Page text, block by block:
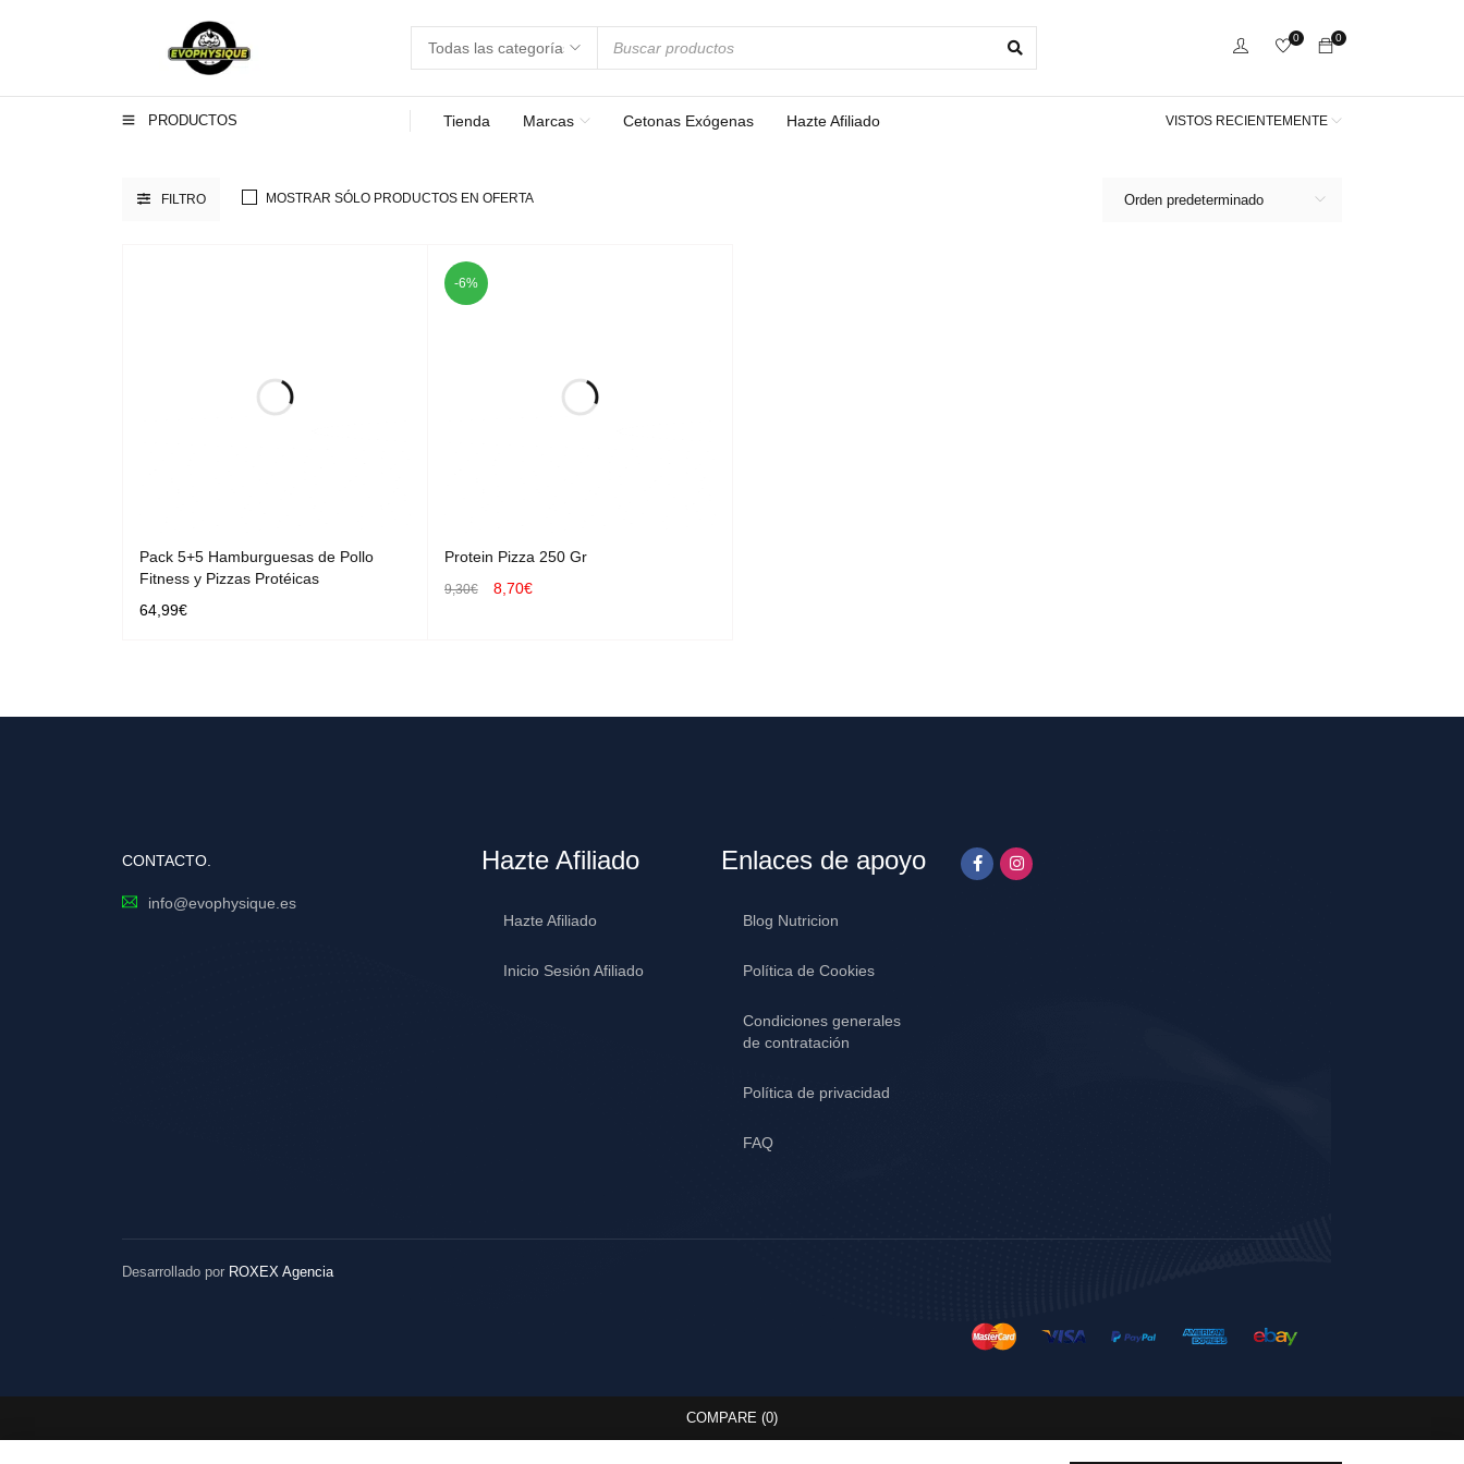
0
0
PRODUCTOS Tienda Marcas Cetonas Exógenas Hazte Afiliado VISTOS RECIENTEMENTE
FILTRO Orden predeterminado
MOSTRAR SÓLO PRODUCTOS EN OFERTA
Pack 5+5 Hamburguesas de Pollo
Fitness y Pizzas Protéicas
64,99€
-6%
Protein Pizza 250 Gr
9,30€ 8,70€
CONTACTO.
info@evophysique.es
Hazte Afiliado
Hazte Afiliado
Inicio Sesión Afiliado
Enlaces de apoyo
Blog Nutricion
Política de Cookies
Condiciones generales
de contratación
Política de privacidad
FAQ
Desarrollado por ROXEX Agencia
COMPARE (0)